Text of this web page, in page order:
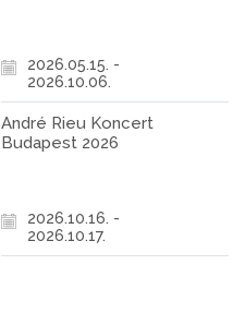
2026.05.15. -
2026.10.06.
André Rieu Koncert
Budapest 2026
2026.10.16. -
2026.10.17.